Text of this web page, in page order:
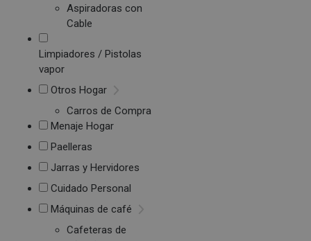
Aspiradoras con
Cable
Limpiadores / Pistolas
vapor
Otros Hogar
Carros de Compra
Menaje Hogar
Paelleras
Jarras y Hervidores
Cuidado Personal
Máquinas de café
Cafeteras de